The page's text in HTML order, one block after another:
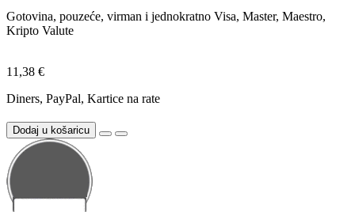
Gotovina, pouzeće, virman i jednokratno Visa, Master, Maestro,
Kripto Valute
11,38 €
Diners, PayPal, Kartice na rate
Dodaj u košaricu